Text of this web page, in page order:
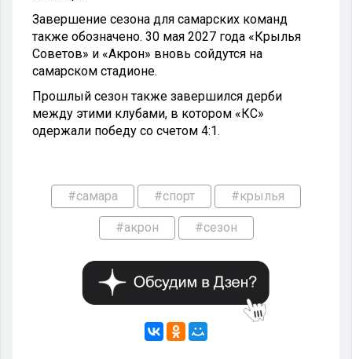
Завершение сезона для самарских команд
также обозначено. 30 мая 2027 года «Крылья
Советов» и «Акрон» вновь сойдутся на
самарском стадионе.
Прошлый сезон также завершился дерби
между этими клубами, в котором «КС»
одержали победу со счетом 4:1.
#самара #спорт #крылья
#акрон #сезон